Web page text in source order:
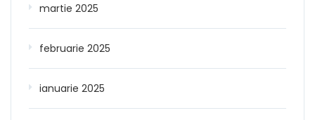
martie 2025
februarie 2025
ianuarie 2025